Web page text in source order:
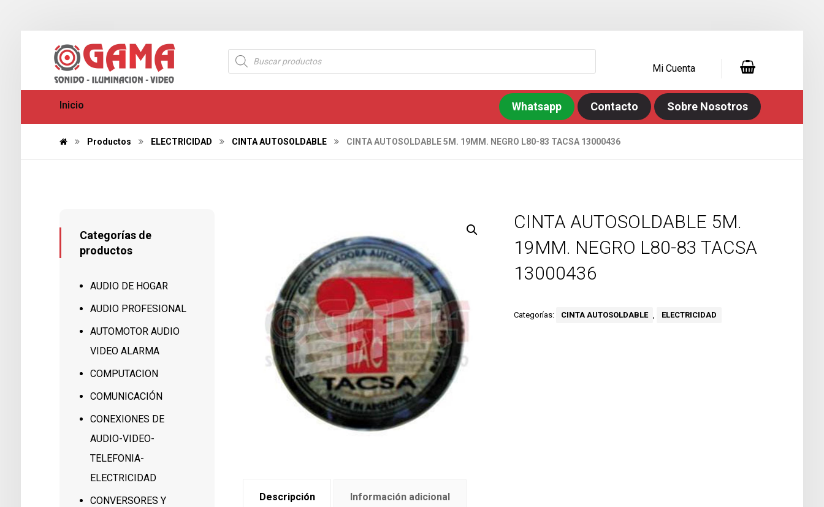
Mi Cuenta
Inicio Sobre Nosotros
Contacto
Whatsapp
Productos ELECTRICIDAD CINTA AUTOSOLDABLE CINTA AUTOSOLDABLE 5M. 19MM. NEGRO L80-83 TACSA 13000436
CINTA AUTOSOLDABLE 5M.
19MM. NEGRO L80-83 TACSA
13000436
Categorías: CINTA AUTOSOLDABLE , ELECTRICIDAD
Descripción Información adicional
Categorías de
productos
AUDIO DE HOGAR
AUDIO PROFESIONAL
AUTOMOTOR AUDIO
VIDEO ALARMA
COMPUTACION
COMUNICACIÓN
CONEXIONES DE
AUDIO-VIDEO-
TELEFONIA-
ELECTRICIDAD
CONVERSORES Y